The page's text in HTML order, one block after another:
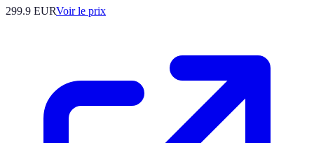
299.9 EURVoir le prix